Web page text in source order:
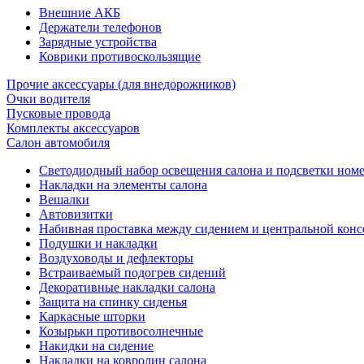
Внешние АКБ
Держатели телефонов
Зарядные устройства
Коврики противоскользящие
Прочие аксессуары (для внедорожников)
Очки водителя
Пусковые провода
Комплекты аксессуаров
Салон автомобиля
Светодиодный набор освещения салона и подсветки
Накладки на элементы салона
Вешалки
Автовизитки
Набивная проставка между сидением и центральной
Подушки и накладки
Воздуховоды и дефлекторы
Встраиваемый подогрев сидений
Декоративные накладки салона
Защита на спинку сиденья
Каркасные шторки
Козырьки противосолнечные
Накидки на сидение
Накладки на ковролин салона